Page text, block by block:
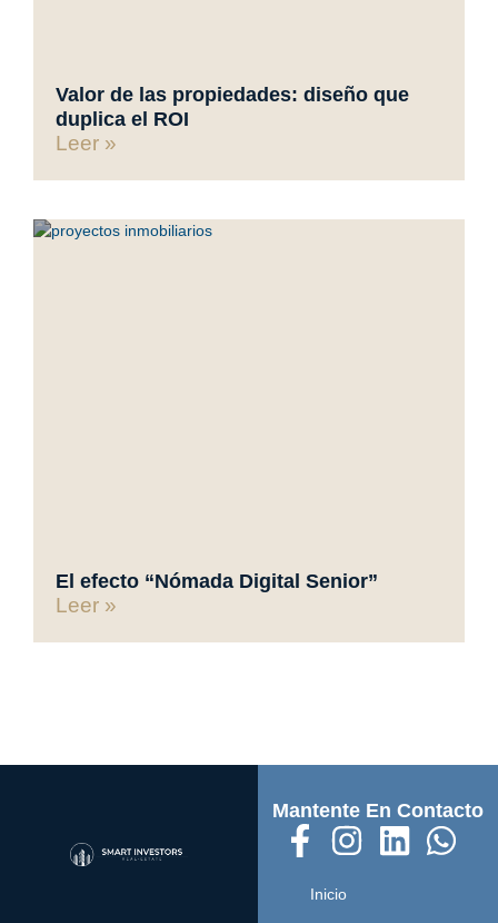
Valor de las propiedades: diseño que
duplica el ROI
Leer »
El efecto “Nómada Digital Senior”
Leer »
Inicio
Mantente En Contacto